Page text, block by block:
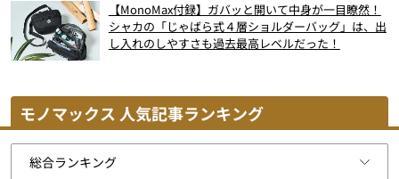
【MonoMax付録】ガバッと開いて中身が一目瞭然！
シャカの「じゃばら式４層ショルダーバッグ」は、出
し入れのしやすさも過去最高レベルだった！
モノマックス 人気記事ランキング